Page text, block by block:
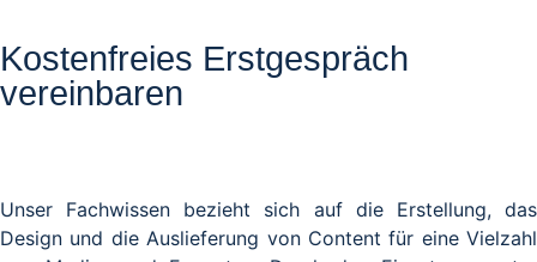
Kostenfreies Erstgespräch
vereinbaren
Unser Fachwissen bezieht sich auf die Erstellung, das
Design und die Auslieferung von Content für eine Vielzahl